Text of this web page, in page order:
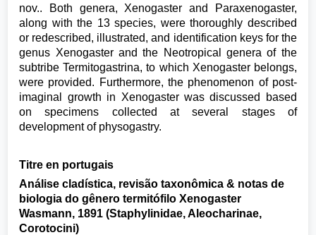
nov.. Both genera, Xenogaster and Paraxenogaster,
along with the 13 species, were thoroughly described
or redescribed, illustrated, and identification keys for the
genus Xenogaster and the Neotropical genera of the
subtribe Termitogastrina, to which Xenogaster belongs,
were provided. Furthermore, the phenomenon of post-
imaginal growth in Xenogaster was discussed based
on specimens collected at several stages of
development of physogastry.
Titre en portugais
Análise cladística, revisão taxonômica & notas de
biologia do gênero termitófilo Xenogaster
Wasmann, 1891 (Staphylinidae, Aleocharinae,
Corotocini)